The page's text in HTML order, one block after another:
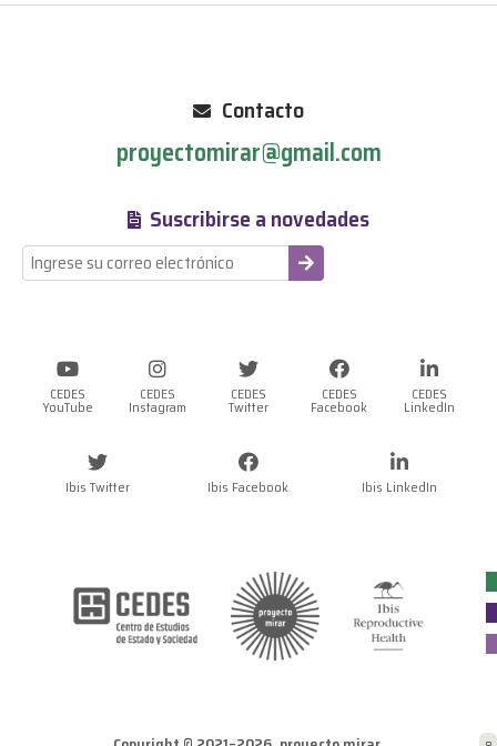
Contacto
proyectomirar@gmail.com
Suscribirse a novedades
-
CEDES
YouTube
CEDES
Instagram
CEDES
Twitter
CEDES
Facebook
CEDES
LinkedIn
Ibis Twitter Ibis Facebook Ibis LinkedIn